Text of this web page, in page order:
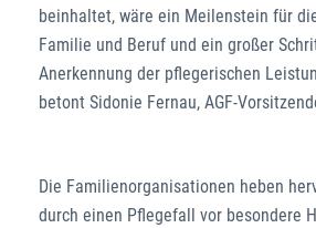
beinhaltet, wäre ein Meilenstein für
Familie und Beruf und ein großer
Anerkennung der pflegerischen
betont Sidonie Fernau, AGF-
Die Familienorganisationen heben
durch einen Pflegefall vor besondere